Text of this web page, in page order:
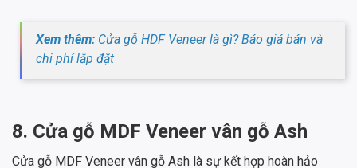
Xem thêm: Cửa gỗ HDF Veneer là gì? Báo giá bán và
chi phí lắp đặt
8. Cửa gỗ MDF Veneer vân gỗ Ash
Cửa gỗ MDF Veneer vân gỗ Ash là sự kết hợp hoàn hảo